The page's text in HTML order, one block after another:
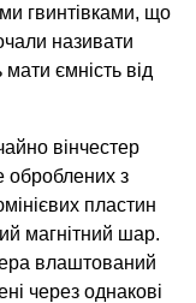
гвинтівками, що
називати
ємність від
вінчестер
оброблених з
пластин
магнітний шар.
влаштований
через однакові